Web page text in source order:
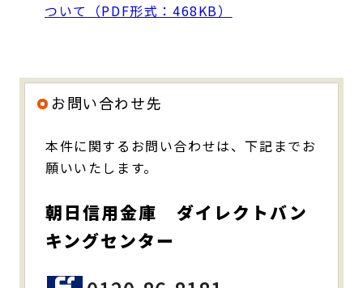
ついて（PDF形式：468KB）
お問い合わせ先
本件に関するお問い合わせは、下記までお
願いいたします。
朝日信用金庫 ダイレクトバン
キングセンター